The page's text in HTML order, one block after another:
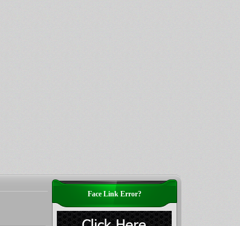
Face Link Error?